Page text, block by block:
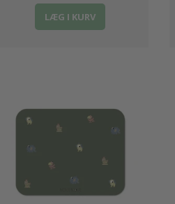
LÆG I KURV